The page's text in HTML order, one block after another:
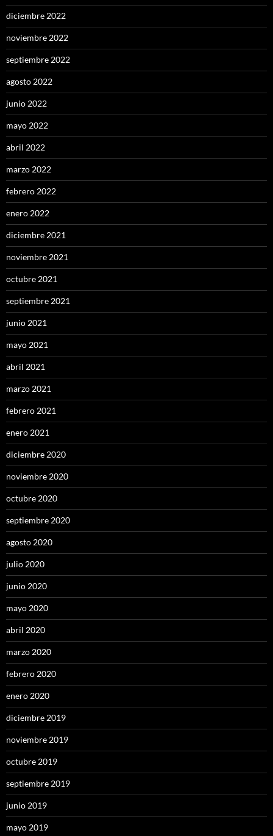
diciembre 2022
noviembre 2022
septiembre 2022
agosto 2022
junio 2022
mayo 2022
abril 2022
marzo 2022
febrero 2022
enero 2022
diciembre 2021
noviembre 2021
octubre 2021
septiembre 2021
junio 2021
mayo 2021
abril 2021
marzo 2021
febrero 2021
enero 2021
diciembre 2020
noviembre 2020
octubre 2020
septiembre 2020
agosto 2020
julio 2020
junio 2020
mayo 2020
abril 2020
marzo 2020
febrero 2020
enero 2020
diciembre 2019
noviembre 2019
octubre 2019
septiembre 2019
junio 2019
mayo 2019